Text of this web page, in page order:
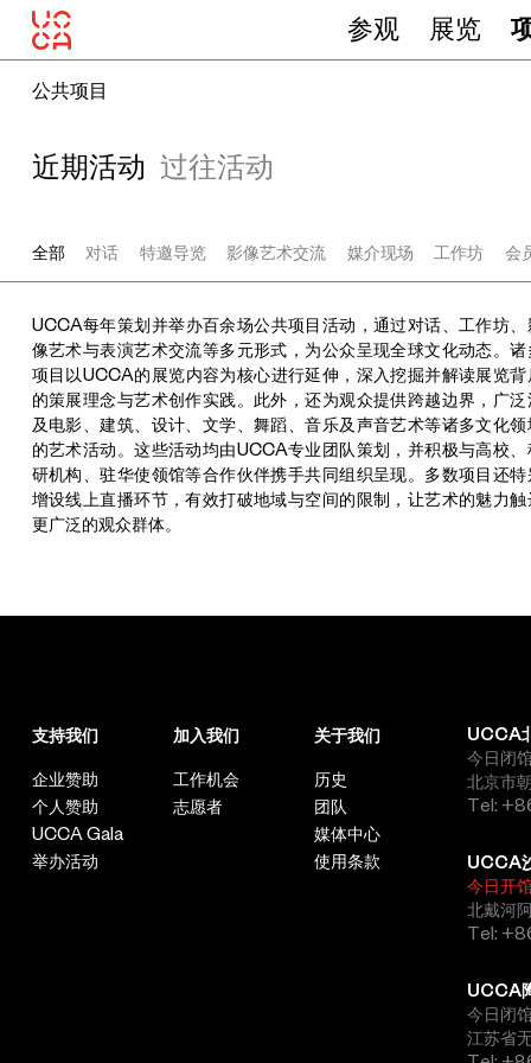
参观 展览
公共项目
近期活动 过往活动
全部 对话 特邀导览 影像艺术交流 媒介现场 工作坊 会
UCCA每年策划并举办百余场公共项目活动，通过对话、工作坊、
像艺术与表演艺术交流等多元形式，为公众呈现全球文化动态。诸
项目以UCCA的展览内容为核心进行延伸，深入挖掘并解读展览背
的策展理念与艺术创作实践。此外，还为观众提供跨越边界，广泛
及电影、建筑、设计、文学、舞蹈、音乐及声音艺术等诸多文化领
的艺术活动。这些活动均由UCCA专业团队策划，并积极与高校、
研机构、驻华使领馆等合作伙伴携手共同组织呈现。多数项目还特
增设线上直播环节，有效打破地域与空间的限制，让艺术的魅力触
更广泛的观众群体。
支持我们
企业赞助
个人赞助
UCCA Gala
举办活动
加入我们
工作机会
志愿者
关于我们
历史
团队
媒体中心
使用条款
UCCA
今日闭
北京市
Tel:
UCCA
今日开
北戴河
Tel:
UCCA
今日闭
江苏省